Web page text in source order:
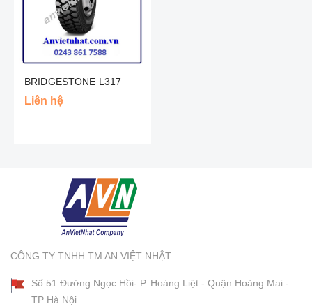
BRIDGESTONE L317
Liên hệ
CÔNG TY TNHH TM AN VIỆT NHẬT
Số 51 Đường Ngọc Hồi- P. Hoàng Liệt - Quận Hoàng Mai -
TP Hà Nội